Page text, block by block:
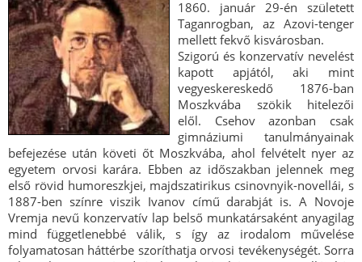
1860. január 29-én született
Taganrogban, az Azovi-tenger
mellett fekvő kisvárosban.
Szigorú és konzervatív nevelést
kapott apjától, aki mint
vegyeskereskedő 1876-ban
Moszkvába szökik hitelezői
elől. Csehov azonban csak
gimnáziumi tanulmányainak
befejezése után követi őt Moszkvába, ahol felvételt nyer az
egyetem orvosi karára. Ebben az időszakban jelennek meg
első rövid humoreszkjei, majdszatirikus csinovnyik-novellái, s
1887-ben színre viszik Ivanov című darabját is. A Novoje
Vremja nevű konzervatív lap belső munkatársaként anyagilag
mind függetlenebbé válik, s így az irodalom művelése
folyamatosan háttérbe szoríthatja orvosi tevékenységét. Sorra